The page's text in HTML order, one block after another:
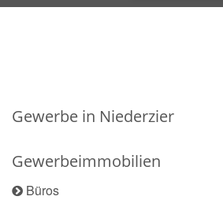
Gewerbe in Niederzier
Gewerbeimmobilien
Büros